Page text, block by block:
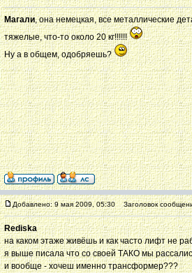
Магали, она немецкая, все металлические
тяжелые, что-то около 20 кг!!!!!!
Ну а в общем, одобряешь?
Добавлено: 9 мая 2009, 05:30 Заголовок
Rediska
на каком этаже живёшь и как часто лифт не
я выше писала что со своей ТАКО мы
и вообще - хочеш именно трансформер???